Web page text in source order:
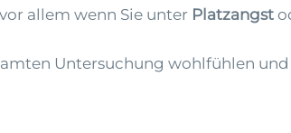
allem wenn Sie unter Platzangst
Untersuchung wohlfühlen